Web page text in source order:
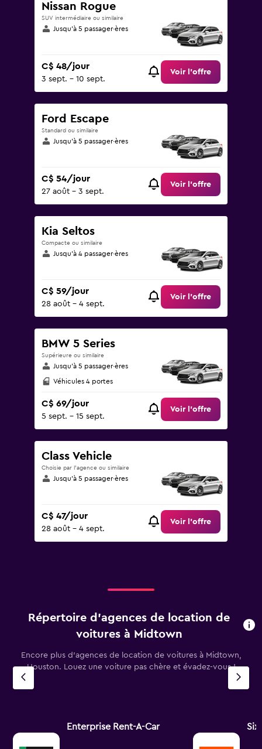
Nissan Rogue
SUV intermédiaire ou similaire
Jusqu’à 5 passager·ères
C$ 48/jour
3 sept. - 10 sept.
Voir l’offre
Ford Escape
Standard ou similaire
Jusqu’à 5 passager·ères
C$ 54/jour
27 août - 3 sept.
Voir l’offre
Kia Seltos
Compacte ou similaire
Jusqu’à 4 passager·ères
C$ 59/jour
28 août - 4 sept.
Voir l’offre
BMW 5 Series
Supérieure ou similaire
Jusqu’à 5 passager·ères
Véhicules 4 portes
C$ 69/jour
5 sept. - 15 sept.
Voir l’offre
Class Vehicle
Choisie par l’agence ou similaire
Jusqu’à 5 passager·ères
C$ 47/jour
28 août - 4 sept.
Voir l’offre
Répertoire d’agences de location de
voitures à Midtown
Encore plus d’agences de location de voitures à Midtown,
Houston. Louez une voiture pas chère et évadez-vous !
Enterprise Rent-A-Car Sixt